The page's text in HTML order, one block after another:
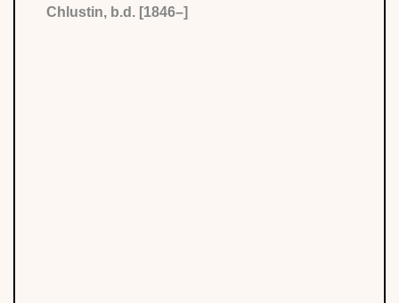
Chlustin, b.d. [1846–]